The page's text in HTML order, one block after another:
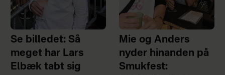
Se billedet: Så
meget har Lars
Elbæk tabt sig
Mie og Anders
nyder hinanden på
Smukfest: